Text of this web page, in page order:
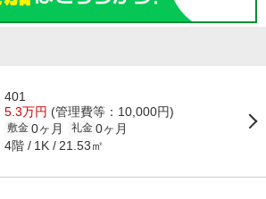
401
5.3万円 (管理費等：10,000円)
敷金 0ヶ月 礼金 0ヶ月
4階 1K 21.53㎡